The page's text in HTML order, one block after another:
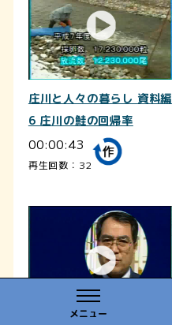
メニュー
庄川と人々の暮らし 資料編
6 庄川の鮭の回帰率
00:00:43
再生回数：32